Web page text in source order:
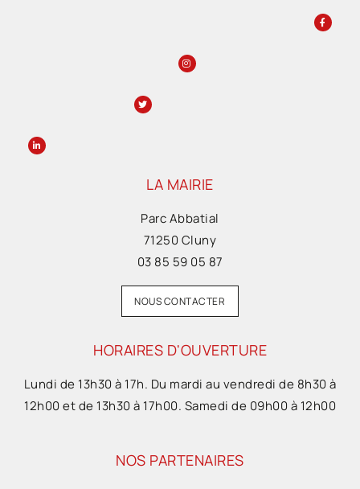
LA MAIRIE
Parc Abbatial
71250 Cluny
03 85 59 05 87
NOUS CONTACTER
HORAIRES D'OUVERTURE
Lundi de 13h30 à 17h. Du mardi au vendredi de 8h30 à
12h00 et de 13h30 à 17h00. Samedi de 09h00 à 12h00
NOS PARTENAIRES